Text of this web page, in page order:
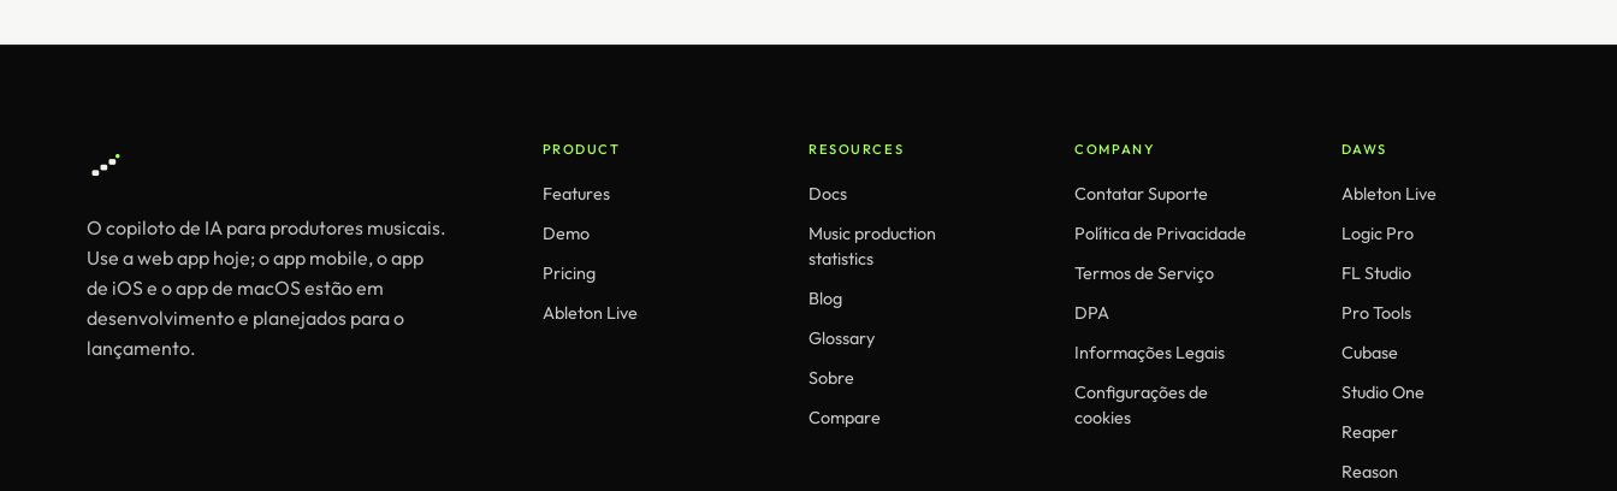
O copiloto de IA para produtores musicais.
Use a web app hoje; o app mobile, o app
de iOS e o app de macOS estão em
desenvolvimento e planejados para o
lançamento.
PRODUCT
Features
Demo
Pricing
Ableton Live
RESOURCES
Docs
Music production
statistics
Blog
Glossary
Sobre
Compare
COMPANY
Contatar Suporte
Política de Privacidade
Termos de Serviço
DPA
Informações Legais
Configurações de
cookies
DAWS
Ableton Live
Logic Pro
FL Studio
Pro Tools
Cubase
Studio One
Reaper
Reason